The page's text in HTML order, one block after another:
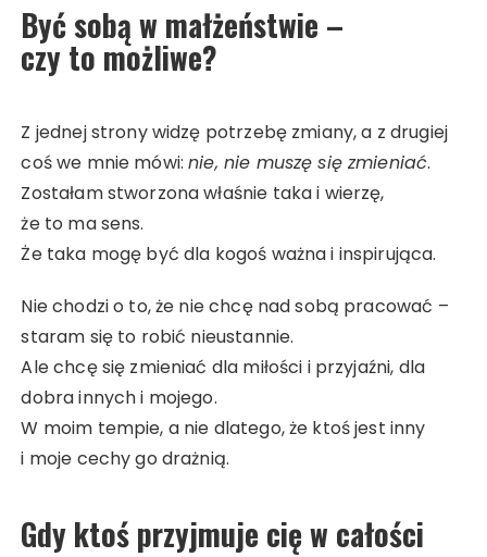
Być sobą w małżeństwie –
czy to możliwe?
Z jednej strony widzę potrzebę zmiany, a z drugiej
coś we mnie mówi:nie, nie muszę się zmieniać.
Zostałam stworzona właśnie taka i wierzę,
że to ma sens.
Że taka mogę być dla kogoś ważna i inspirująca.
Nie chodzi o to, że nie chcę nad sobą pracować –
staram się to robić nieustannie.
Ale chcę się zmieniać dla miłości i przyjaźni, dla
dobra innych i mojego.
W moim tempie, a nie dlatego, że ktoś jest inny
i moje cechy go drażnią.
Gdy ktoś przyjmuje cię w całości